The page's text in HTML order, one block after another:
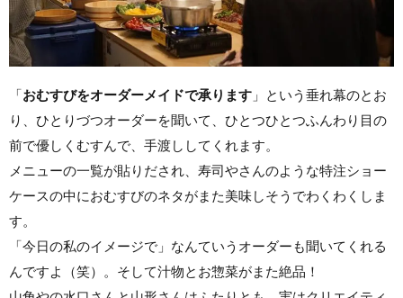
「 おむすびをオーダーメイドで承ります 」という垂れ幕のとお
り、ひとりづつオーダーを聞いて、ひとつひとつふんわり目の
前で優しくむすんで、手渡ししてくれます。
メニューの一覧が貼りだされ、寿司やさんのような特注ショー
ケースの中におむすびのネタがまた美味しそうでわくわくしま
す。
「今日の私のイメージで」なんていうオーダーも聞いてくれる
んですよ（笑）。そして汁物とお惣菜がまた絶品！